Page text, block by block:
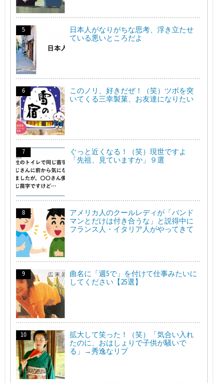
日本人がなりがちな思考、浮き立たせ
ている悪いところだよ
このノリ、好きだぜ！（笑）ツボを突
いてくる三幸製菓、お友達になりたい
ぐっと近くなる！（笑）現世ですよ
「先祖、見ていますか」９選
アメリカ人のクールレディが「バンド
マンとだけは付き合うな」と説得中に
フランス人・イタリア人がやってきて
曲名に「週5で」を付けて仕事みたいに
してください【25選】
拡大して笑った！（笑）「気合い入れ
たのに、おはしょりで子供が騒いで
る」→秀逸なリプ